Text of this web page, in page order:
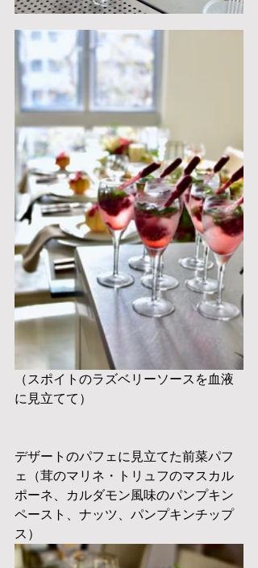
（スポイトのラズベリーソースを血液
に見立てて）
デザートのパフェに見立てた前菜パフ
ェ（茸のマリネ・トリュフのマスカル
ポーネ、カルダモン風味のパンプキン
ペースト、ナッツ、パンプキンチップ
ス）